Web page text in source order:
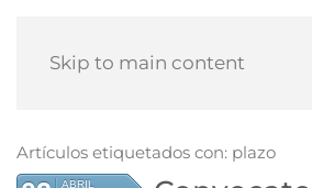
Skip to main content
Artículos etiquetados con: plazo
ABRIL